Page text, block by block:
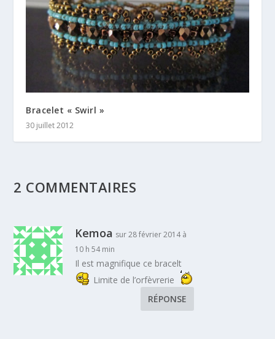
Bracelet « Swirl »
30 juillet 2012
2 COMMENTAIRES
Kemoa sur 28 février 2014 à
10 h 54 min
Il est magnifique ce bracelt
Limite de l’orfèvrerie
RÉPONSE